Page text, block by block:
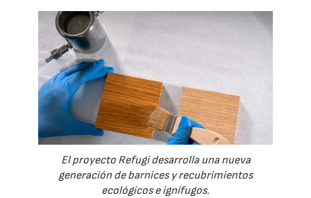
El proyecto Refugi desarrolla una nueva
generación de barnices y recubrimientos
ecológicos e ignífugos.